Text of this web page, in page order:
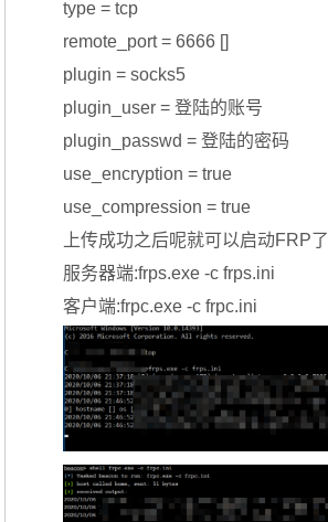
type = tcp
remote_port = 6666 []
plugin = socks5
plugin_user = 登陆的账号
plugin_passwd = 登陆的密码
use_encryption = true
use_compression = true
上传成功之后呢就可以启动FRP了
服务器端:frps.exe -c frps.ini
客户端:frpc.exe -c frpc.ini